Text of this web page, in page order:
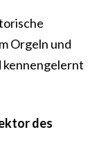
Orgeln und
des